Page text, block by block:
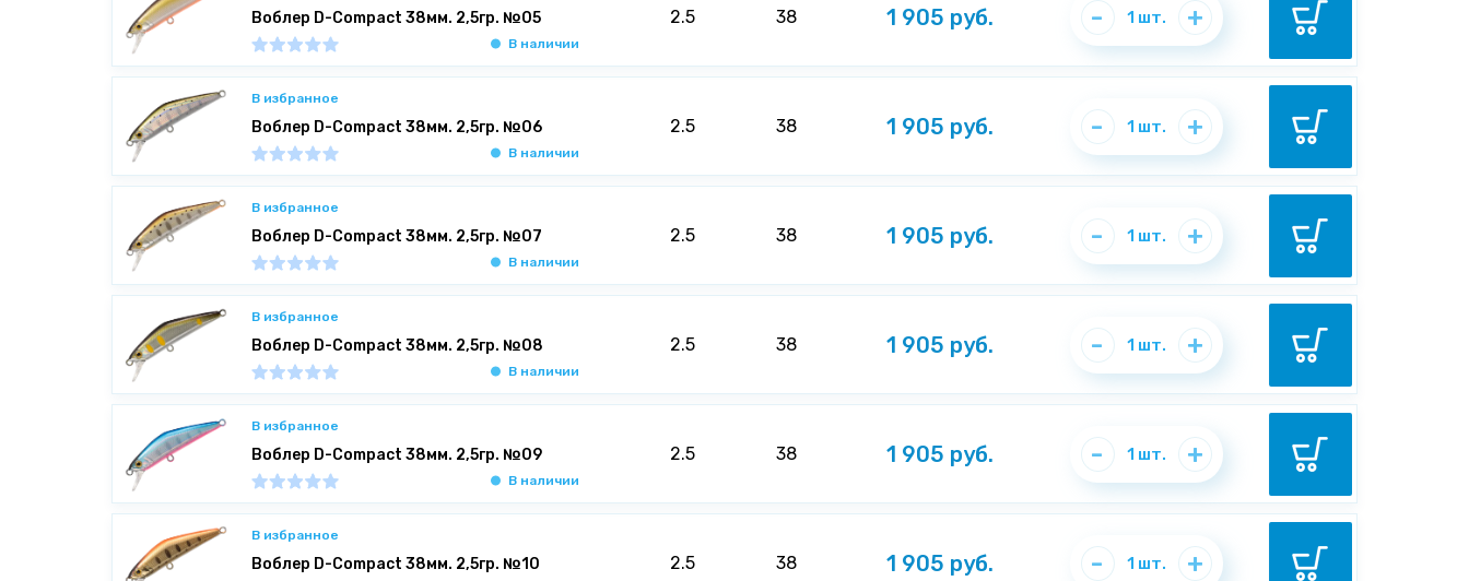
Воблер D-Compact 38мм. 2,5гр. №05
В наличии
2.5 38 1 905 руб. - 1 шт. +
В избранное
Воблер D-Compact 38мм. 2,5гр. №06
В наличии
2.5 38 1 905 руб. - 1 шт. +
В избранное
Воблер D-Compact 38мм. 2,5гр. №07
В наличии
2.5 38 1 905 руб. - 1 шт. +
В избранное
Воблер D-Compact 38мм. 2,5гр. №08
В наличии
2.5 38 1 905 руб. - 1 шт. +
В избранное
Воблер D-Compact 38мм. 2,5гр. №09
В наличии
2.5 38 1 905 руб. - 1 шт. +
В избранное
Воблер D-Compact 38мм. 2,5гр. №10 2.5 38 1 905 руб. - 1 шт. +